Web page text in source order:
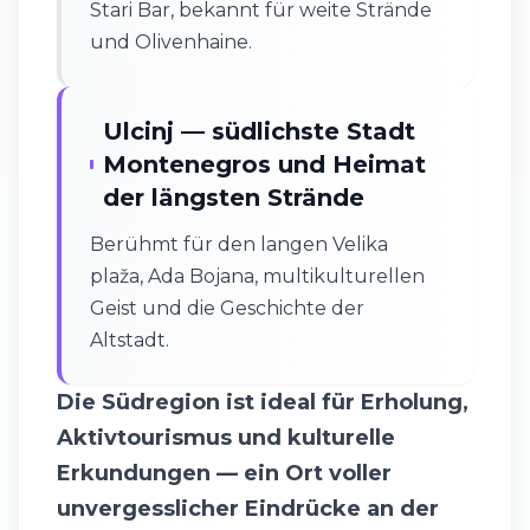
Stari Bar, bekannt für weite Strände
und Olivenhaine.
Ulcinj — südlichste Stadt
Montenegros und Heimat
der längsten Strände
Berühmt für den langen Velika
plaža, Ada Bojana, multikulturellen
Geist und die Geschichte der
Altstadt.
Die Südregion ist ideal für Erholung,
Aktivtourismus und kulturelle
Erkundungen — ein Ort voller
unvergesslicher Eindrücke an der